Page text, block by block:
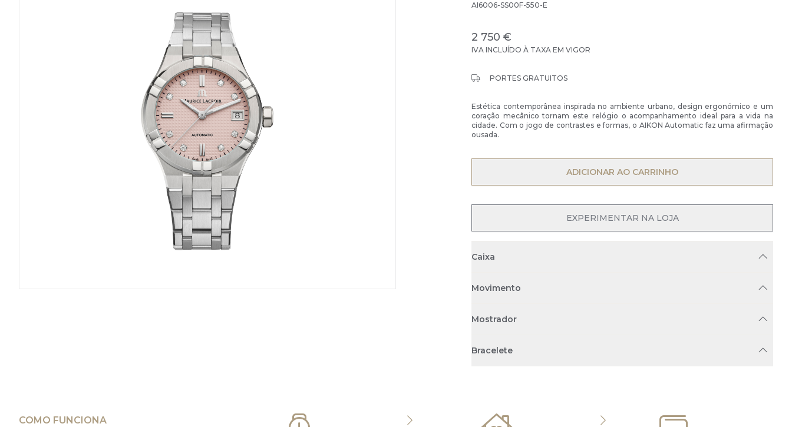
AI6006-SS00F-550-E
2 750 €
IVA INCLUÍDO À TAXA EM VIGOR
PORTES GRATUITOS
Estética contemporânea inspirada no ambiente urbano, design ergonómico e um
coração mecânico tornam este relógio o acompanhamento ideal para a vida na
cidade. Com o jogo de contrastes e formas, o AIKON Automatic faz uma afirmação
ousada.
OPEN MENU
ADICIONAR AO CARRINHO
EXPERIMENTAR NA LOJA
Caixa
Movimento
Mostrador
Bracelete
COMO FUNCIONA